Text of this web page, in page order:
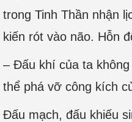
trong Tinh Thần nhận
kiến rót vào não. Hỗn
– Đấu khí của ta
thể phá vỡ công kích
Đấu mạch, đấu khiếu